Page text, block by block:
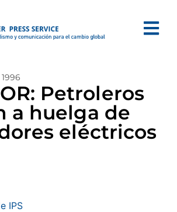
Petroleros
a huelga de
eléctricos
IPS